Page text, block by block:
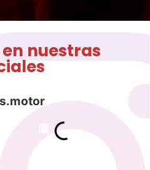
nuestras